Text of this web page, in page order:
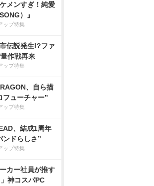
メンすぎ！純愛
）』
ップ特集
伝説発生!?ファ
作戦再来
ップ特集
、自ら描
フューチャー”
ップ特集
、結成1周年
ンドらしさ”
ップ特集
ーカー社員が推す
」神コスパPC